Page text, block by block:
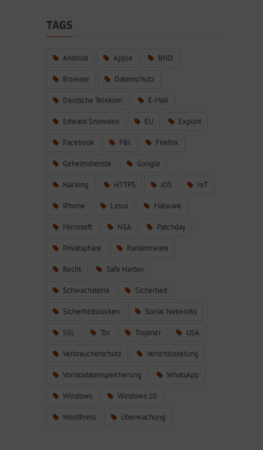
TAGS
Android Apple BND
Browser Datenschutz
Deutsche Telekom E-Mail
Edward Snowden EU Exploit
Facebook FBI Firefox
Geheimdienste Google
Hacking HTTPS iOS IoT
iPhone Linux Malware
Microsoft NSA Patchday
Privatsphäre Ransomware
Recht Safe Harbor
Schwachstelle Sicherheit
Sicherheitslücken Social Networks
SSL Tor Trojaner USA
Verbraucherschutz Verschlüsselung
Vorratsdatenspeicherung WhatsApp
Windows Windows 10
WordPress Überwachung